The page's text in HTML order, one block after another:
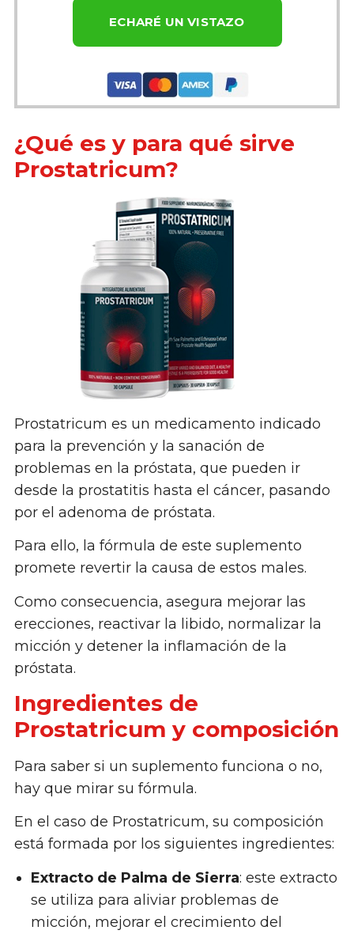
ECHARÉ UN VISTAZO
¿Qué es y para qué sirve
Prostatricum?
Prostatricum es un medicamento indicado
para la prevención y la sanación de
problemas en la próstata, que pueden ir
desde la prostatitis hasta el cáncer, pasando
por el adenoma de próstata.
Para ello, la fórmula de este suplemento
promete revertir la causa de estos males.
Como consecuencia, asegura mejorar las
erecciones, reactivar la libido, normalizar la
micción y detener la inflamación de la
próstata.
Ingredientes de
Prostatricum y composición
Para saber si un suplemento funciona o no,
hay que mirar su fórmula.
En el caso de Prostatricum, su composición
está formada por los siguientes ingredientes:
Extracto de Palma de Sierra: este extracto
se utiliza para aliviar problemas de
micción, mejorar el crecimiento del